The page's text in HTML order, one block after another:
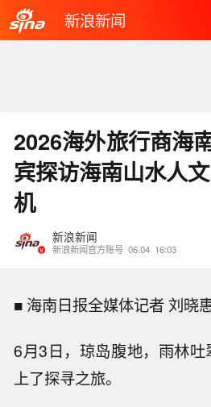
新浪新闻
2026海外旅行商海
宾探访海南山水人
机
新浪新闻
新浪新闻官方账号 06.04 16:03
■ 海南日报全媒体记者 刘晓
6月3日，琼岛腹地，雨林
上了探寻之旅。